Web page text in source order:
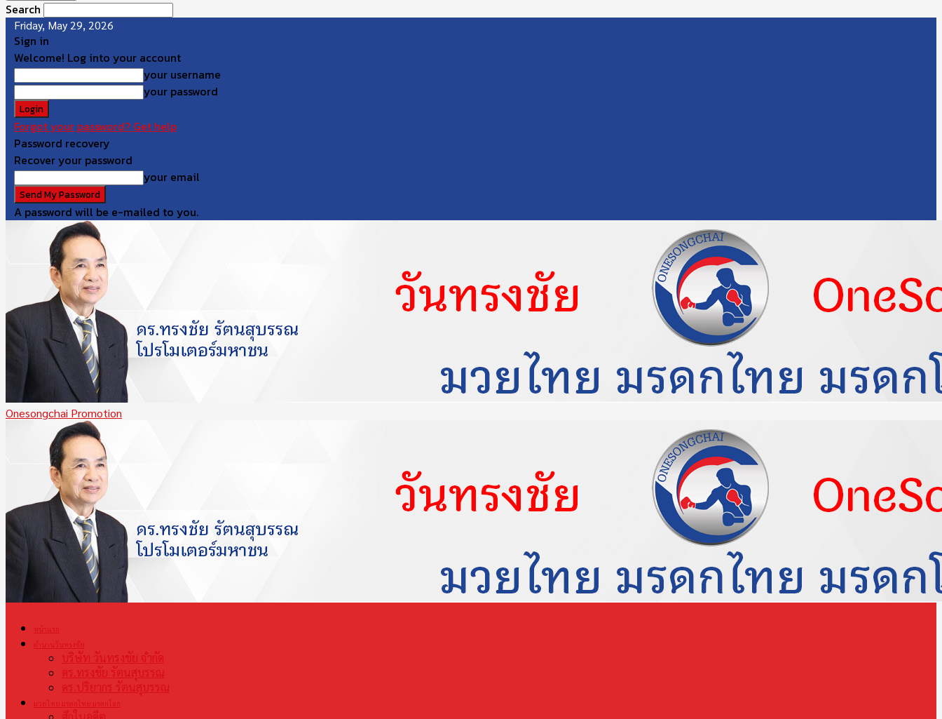
Search
Friday, May 29, 2026
Sign in
Welcome! Log into your account
your username
your password
Forgot your password? Get help
Password recovery
Recover your password
your email
A password will be e-mailed to you.
Onesongchai Promotion
หน้าแรก
ตำนานวันทรงชัย
บริษัท วันทรงชัย จำกัด
ดร.ทรงชัย รัตนสุบรรณ
ดร.ปริยากร รัตนสุบรรณ
มวยไทย มรดกไทย มรดกโลก